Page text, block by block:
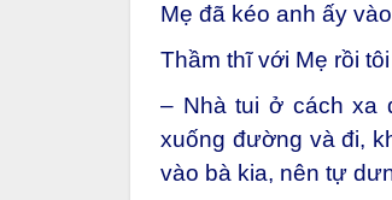
Mẹ đã kéo anh ấy
Thầm thĩ với Mẹ rồi
– Nhà tui ở cách xa
xuống đường và đi,
vào bà kia, nên tự